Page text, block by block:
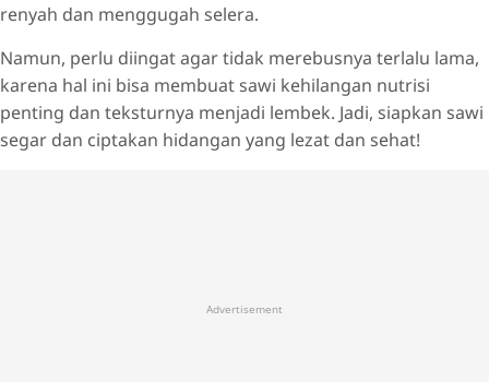
renyah dan menggugah selera.
Namun, perlu diingat agar tidak merebusnya terlalu lama,
karena hal ini bisa membuat sawi kehilangan nutrisi
penting dan teksturnya menjadi lembek. Jadi, siapkan sawi
segar dan ciptakan hidangan yang lezat dan sehat!
Advertisement